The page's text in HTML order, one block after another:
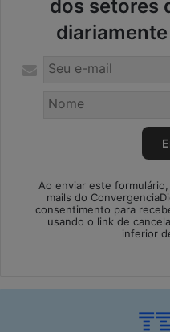
dos setores
Ao enviar este
mails do
consentimento para
usando o link de
inferior